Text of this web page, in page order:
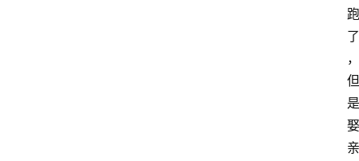
跑
了
，
但
是
娶
亲